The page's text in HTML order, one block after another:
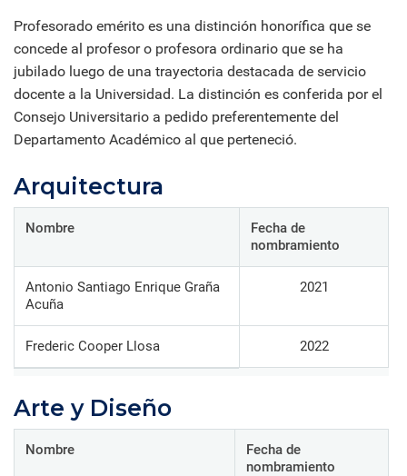
Profesorado emérito es una distinción honorífica que se
concede al profesor o profesora ordinario que se ha
jubilado luego de una trayectoria destacada de servicio
docente a la Universidad. La distinción es conferida por el
Consejo Universitario a pedido preferentemente del
Departamento Académico al que perteneció.
Arquitectura
Nombre
Fecha de
nombramiento
Antonio Santiago Enrique Graña
Acuña
2021
Frederic Cooper Llosa 2022
Arte y Diseño
Nombre
Fecha de
nombramiento